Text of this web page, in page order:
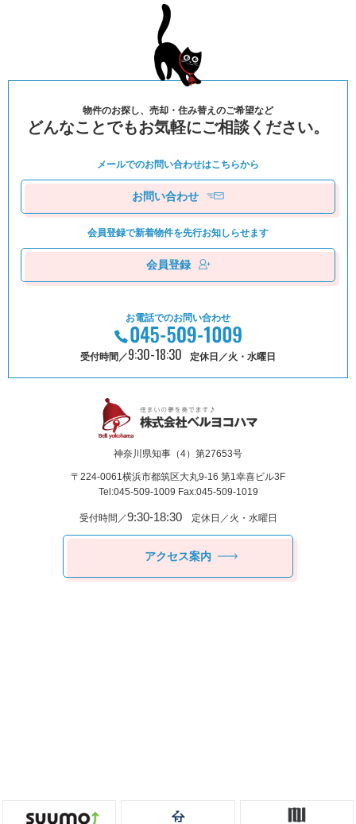
物件のお探し、売却・住み替えのご希望など
どんなことでもお気軽にご相談ください。
メールでのお問い合わせはこちらから
お問い合わせ
会員登録で新着物件を先⾏お知しらせます
会員登録
お電話でのお問い合わせ
受付時間／9:30-18:30 定休日／火・水曜日
神奈川県知事（4）第27653号
〒224-0061 横浜市都筑区⼤丸9-16 第1幸喜ビル3F
Tel:045-509-1009 Fax:045-509-1019
受付時間／9:30-18:30定休日／火・水曜日
アクセス案内